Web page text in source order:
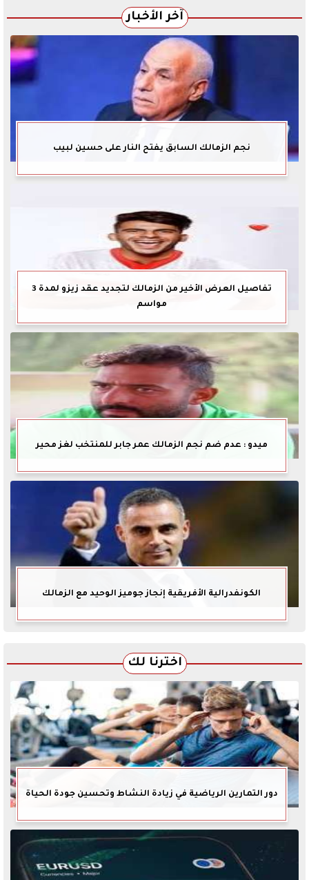
آخر الأخبار
نجم الزمالك السابق يفتح النار على حسين لبيب
تفاصيل العرض الأخير من الزمالك لتجديد عقد زيزو لمدة 3
مواسم
ميدو : عدم ضم نجم الزمالك عمر جابر للمنتخب لغز محير
الكونفدرالية الأفريقية إنجاز جوميز الوحيد مع الزمالك
اخترنا لك
دور التمارين الرياضية في زيادة النشاط وتحسين جودة الحياة